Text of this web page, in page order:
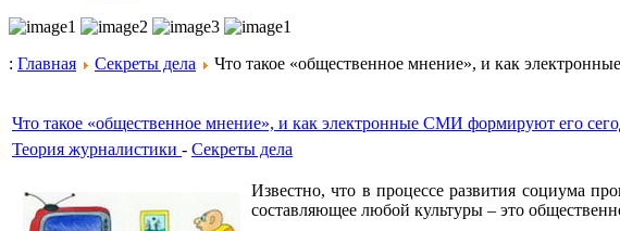
: Главная Секреты дела Что такое «общественное мнение», и как
Что такое «общественное мнение», и как электронные СМИ формируют его
Теория журналистики - Секреты дела
Известно, что в процессе развития социума
составляющее любой культуры – это